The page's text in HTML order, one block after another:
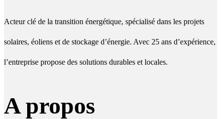
Acteur clé de la transition énergétique, spécialisé dans les projets
solaires, éoliens et de stockage d’énergie. Avec 25 ans d’expérience,
l’entreprise propose des solutions durables et locales.
A propos